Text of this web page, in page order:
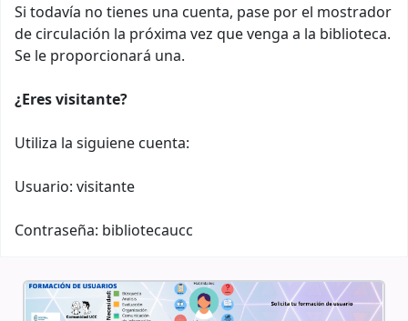
Si todavía no tienes una cuenta, pase por el mostrador
de circulación la próxima vez que venga a la biblioteca.
Se le proporcionará una.
¿Eres visitante?
Utiliza la siguiene cuenta:
Usuario: visitante
Contraseña: bibliotecaucc